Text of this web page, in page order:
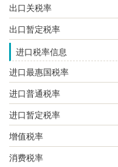
出口关税率
出口暂定税率
进口税率信息
进口最惠国税率
进口普通税率
进口暂定税率
增值税率
消费税率